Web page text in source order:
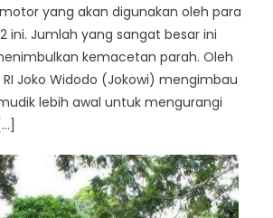
yang akan digunakan oleh para
ini. Jumlah yang sangat besar ini
kemacetan parah. Oleh
Joko Widodo (Jokowi) mengimbau
lebih awal untuk mengurangi